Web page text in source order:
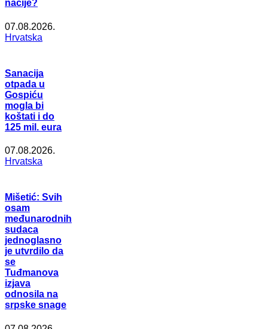
nacije?
07.08.2026.
Hrvatska
Sanacija
otpada u
Gospiću
mogla bi
koštati i do
125 mil. eura
07.08.2026.
Hrvatska
Mišetić: Svih
osam
međunarodnih
sudaca
jednoglasno
je utvrdilo da
se
Tuđmanova
izjava
odnosila na
srpske snage